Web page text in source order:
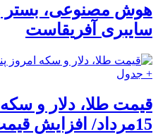
سایبری آفریقاست
قیمت طلا، دلار و
15مرداد/ افزایش قیمت ها + جدول